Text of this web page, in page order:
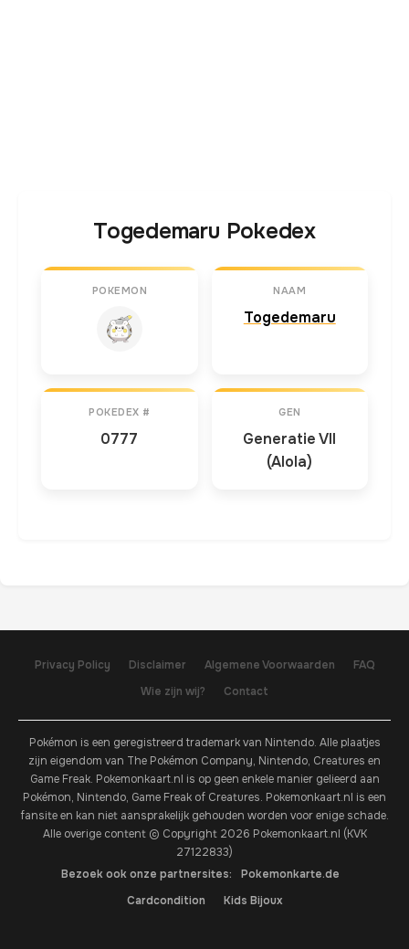
Togedemaru Pokedex
POKEMON NAAM
Togedemaru
POKEDEX #
0777
GEN
Generatie VII
(Alola)
Privacy Policy Disclaimer Algemene Voorwaarden
FAQ
Wie zijn wij?
Contact
Pokémon is een geregistreerd trademark van Nintendo. Alle plaatjes
zijn eigendom van The Pokémon Company, Nintendo, Creatures en
Game Freak. Pokemonkaart.nl is op geen enkele manier gelieerd aan
Pokémon, Nintendo, Game Freak of Creatures. Pokemonkaart.nl is een
fansite en kan niet aansprakelijk gehouden worden voor enige schade.
Alle overige content © Copyright 2026 Pokemonkaart.nl (KVK
27122833)
Bezoek ook onze partnersites:
Pokemonkarte.de
Cardcondition
Kids Bijoux